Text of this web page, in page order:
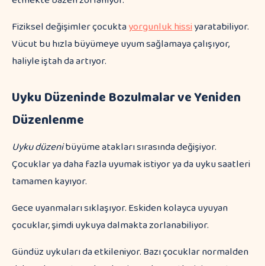
Fiziksel değişimler çocuktayorgunluk hissiyaratabiliyor.
Vücut bu hızla büyümeye uyum sağlamaya çalışıyor,
haliyle iştah da artıyor.
Uyku Düzeninde Bozulmalar ve Yeniden
Düzenlenme
Uyku düzenibüyüme atakları sırasında değişiyor.
Çocuklar ya daha fazla uyumak istiyor ya da uyku saatleri
tamamen kayıyor.
Gece uyanmaları sıklaşıyor. Eskiden kolayca uyuyan
çocuklar, şimdi uykuya dalmakta zorlanabiliyor.
Gündüz uykuları da etkileniyor. Bazı çocuklar normalden